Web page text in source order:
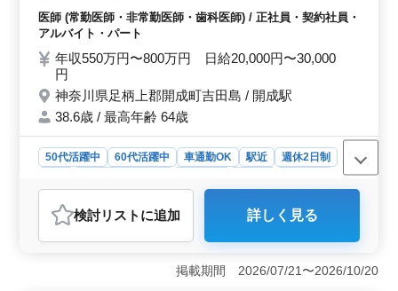
れ歯 ・歯周病 ・審美歯科、ホワイトニン
グ、インプラント など ＊訪問診療なし(一部
ある場合もございます) ＊勤務日相談可能、
ご相談下さい ＊50代、60代歓迎 ＊女医歓迎
年齢ではなく経験のあるベテランのかた歓迎
致します！ ぜひ今までの経験を活かして働
医師 (常勤医師・非常勤医師・歯科医師) / 正社員・契約社員・
アルバイト・パート
年収550万円〜800万円 日給20,000円〜30,000
円
神奈川県足柄上郡開成町吉田島 / 開成駅
38.6歳 / 最高年齢 64歳
50代活躍中 60代活躍中 車通勤OK 駅近
週休2日制
おすすめポイント
＜経験者歓迎＞ 足柄上郡開成町の歯科クリニックが、
歯科医師経験者を歓迎。一般歯科から口腔外科、審美歯
科まで多岐にわたる診療領域。豊富な経験を生かして、
検討リスト に追加 詳しく見る
掲載期間 2026/07/21〜2026/10/20